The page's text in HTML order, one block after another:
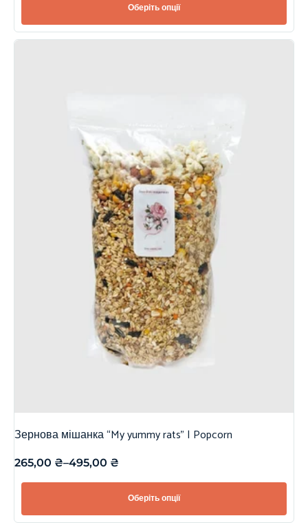
Оберіть опції
Зернова мішанка “My yummy rats” | Popcorn
265,00 ₴–495,00 ₴
Оберіть опції